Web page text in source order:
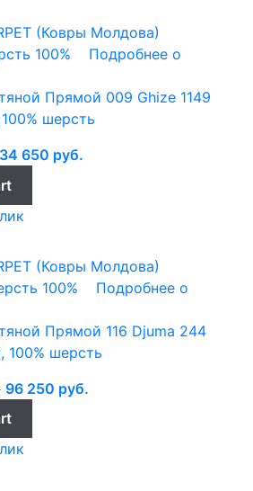
(Ковры Молдова)
100%
Подробнее о
Прямой 009 Ghize 1149
шерсть
34 650 руб.
(Ковры Молдова)
100%
Подробнее о
Прямой 116 Djuma 244
100% шерсть
96 250 руб.